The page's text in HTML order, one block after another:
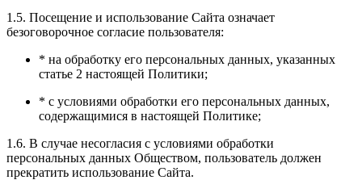
1.5. Посещение и использование Сайта означает
безоговорочное согласие пользователя:
* на обработку его персональных данных, указанных
статье 2 настоящей Политики;
* с условиями обработки его персональных данных,
содержащимися в настоящей Политике;
1.6. В случае несогласия с условиями обработки
персональных данных Обществом, пользователь должен
прекратить использование Сайта.